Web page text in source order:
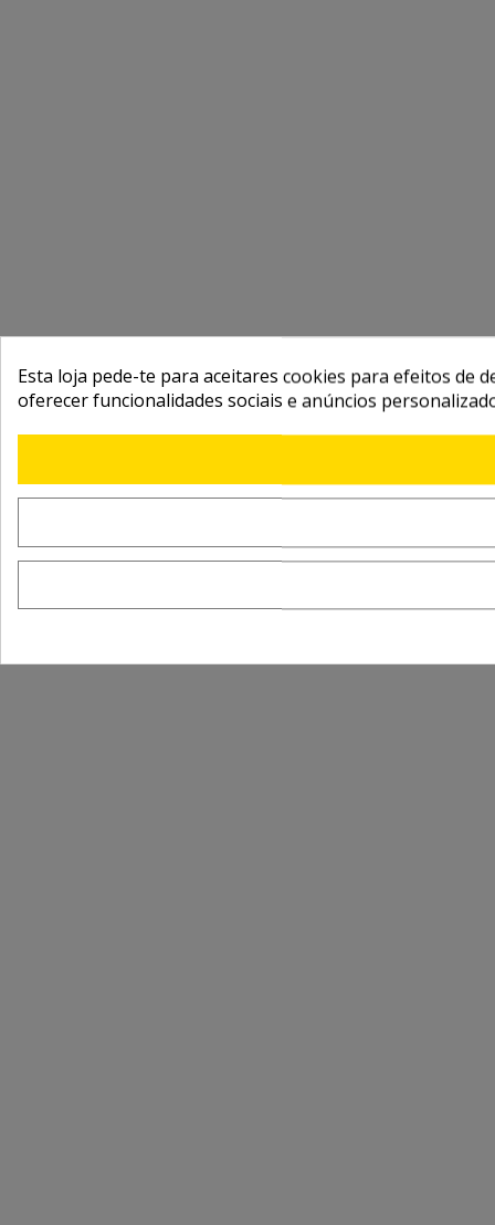
Esta loja pede-te para aceitares cookies para efeitos de
oferecer funcionalidades sociais e anúncios